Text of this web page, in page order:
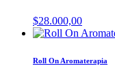
$28.000,00
Roll On Aromaterapia